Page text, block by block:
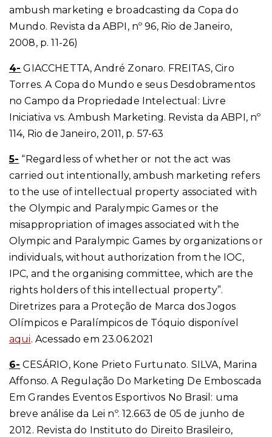
ambush marketing e broadcasting da Copa do
Mundo. Revista da ABPI, nº 96, Rio de Janeiro,
2008, p. 11-26)
4- GIACCHETTA, André Zonaro. FREITAS, Ciro
Torres. A Copa do Mundo e seus Desdobramentos
no Campo da Propriedade Intelectual: Livre
Iniciativa vs. Ambush Marketing. Revista da ABPI, nº
114, Rio de Janeiro, 2011, p. 57-63
5- “Regardless of whether or not the act was
carried out intentionally, ambush marketing refers
to the use of intellectual property associated with
the Olympic and Paralympic Games or the
misappropriation of images associated with the
Olympic and Paralympic Games by organizations or
individuals, without authorization from the IOC,
IPC, and the organising committee, which are the
rights holders of this intellectual property”.
Diretrizes para a Proteção de Marca dos Jogos
Olímpicos e Paralímpicos de Tóquio disponível
aqui. Acessado em 23.06.2021
6- CESÁRIO, Kone Prieto Furtunato. SILVA, Marina
Affonso. A Regulação Do Marketing De Emboscada
Em Grandes Eventos Esportivos No Brasil: uma
breve análise da Lei nº. 12.663 de 05 de junho de
2012. Revista do Instituto do Direito Brasileiro,